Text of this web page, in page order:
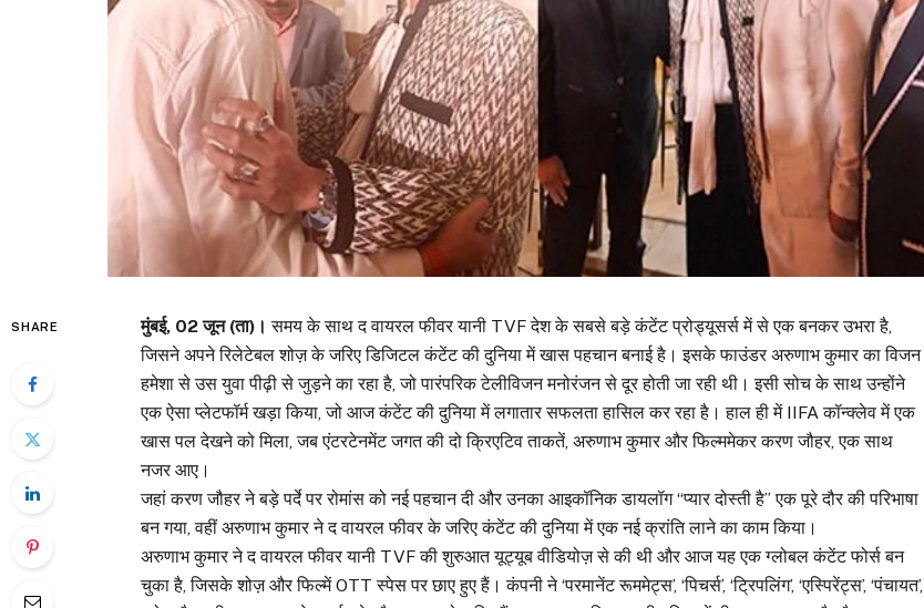
SHARE मुंबई, 02 जून (ता)।समय के साथ द वायरल फीवर यानी TVF देश के सबसे बड़े कंटेंट प्रोड्यूसर्स में से एक बनकर उभरा है,
जिसने अपने रिलेटेबल शोज़ के जरिए डिजिटल कंटेंट की दुनिया में खास पहचान बनाई है। इसके फाउंडर अरुणाभ कुमार का विजन
हमेशा से उस युवा पीढ़ी से जुड़ने का रहा है, जो पारंपरिक टेलीविजन मनोरंजन से दूर होती जा रही थी। इसी सोच के साथ उन्होंने
एक ऐसा प्लेटफॉर्म खड़ा किया, जो आज कंटेंट की दुनिया में लगातार सफलता हासिल कर रहा है। हाल ही में IIFA कॉन्क्लेव में एक
खास पल देखने को मिला, जब एंटरटेनमेंट जगत की दो क्रिएटिव ताकतें, अरुणाभ कुमार और फिल्ममेकर करण जौहर, एक साथ
नजर आए।
जहां करण जौहर ने बड़े पर्दे पर रोमांस को नई पहचान दी और उनका आइकॉनिक डायलॉग “प्यार दोस्ती है” एक पूरे दौर की परिभाषा
बन गया, वहीं अरुणाभ कुमार ने द वायरल फीवर के जरिए कंटेंट की दुनिया में एक नई क्रांति लाने का काम किया।
अरुणाभ कुमार ने द वायरल फीवर यानी TVF की शुरुआत यूट्यूब वीडियोज़ से की थी और आज यह एक ग्लोबल कंटेंट फोर्स बन
चुका है, जिसके शोज़ और फिल्में OTT स्पेस पर छाए हुए हैं। कंपनी ने ‘परमानेंट रूममेट्स’, ‘पिचर्स’, ‘ट्रिपलिंग’, ‘एस्पिरेंट्स’, ‘पंचायत’,